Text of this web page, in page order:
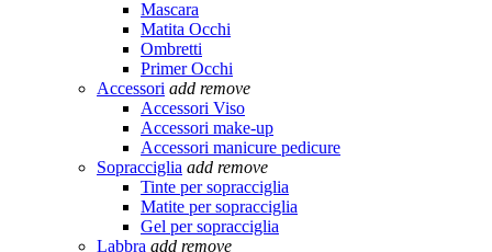
Mascara
Matita Occhi
Ombretti
Primer Occhi
Accessori add remove
Accessori Viso
Accessori make-up
Accessori manicure pedicure
Sopracciglia add remove
Tinte per sopracciglia
Matite per sopracciglia
Gel per sopracciglia
Labbra add remove